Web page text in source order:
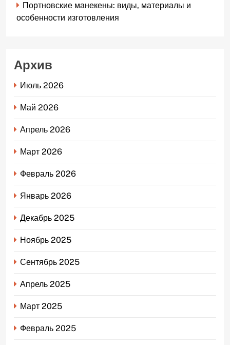
Портновские манекены: виды, материалы и
особенности изготовления
Архив
Июль 2026
Май 2026
Апрель 2026
Март 2026
Февраль 2026
Январь 2026
Декабрь 2025
Ноябрь 2025
Сентябрь 2025
Апрель 2025
Март 2025
Февраль 2025